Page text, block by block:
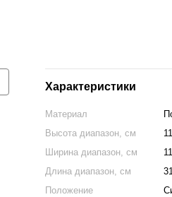
Характеристики
Материал
Высота диапазон, см
Ширина диапазон, см
Длина диапазон, см
Положение